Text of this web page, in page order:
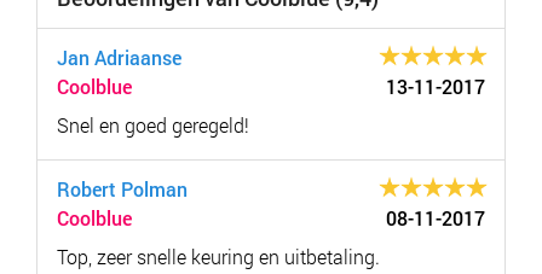
Jan Adriaanse
Coolblue
13-11-2017
Snel en goed geregeld!
Robert Polman
Coolblue
08-11-2017
Top, zeer snelle keuring en uitbetaling.